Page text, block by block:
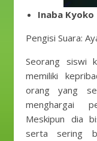
Inaba Kyoko
Pengisi Suara:
Seorang siswi
memiliki
orang yang
menghargai
Meskipun dia
serta sering